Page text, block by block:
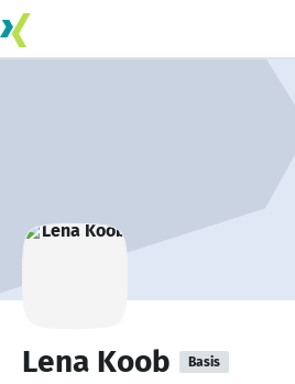
Lena Koob Basis